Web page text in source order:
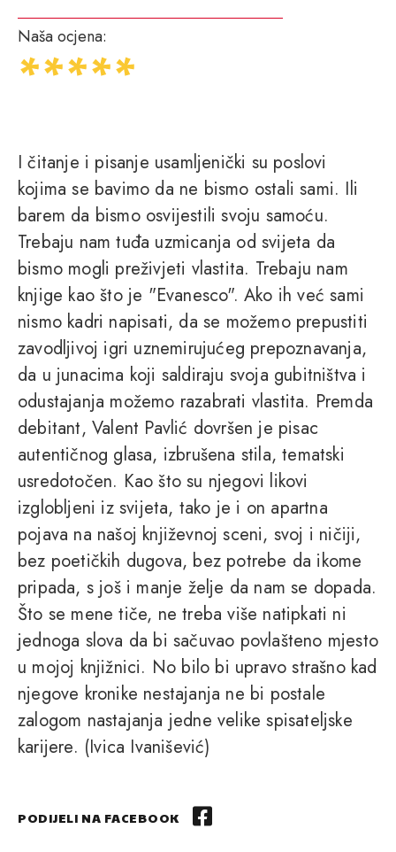
Naša ocjena:
I čitanje i pisanje usamljenički su poslovi
kojima se bavimo da ne bismo ostali sami. Ili
barem da bismo osvijestili svoju samoću.
Trebaju nam tuđa uzmicanja od svijeta da
bismo mogli preživjeti vlastita. Trebaju nam
knjige kao što je "Evanesco". Ako ih već sami
nismo kadri napisati, da se možemo prepustiti
zavodljivoj igri uznemirujućeg prepoznavanja,
da u junacima koji saldiraju svoja gubitništva i
odustajanja možemo razabrati vlastita. Premda
debitant, Valent Pavlić dovršen je pisac
autentičnog glasa, izbrušena stila, tematski
usredotočen. Kao što su njegovi likovi
izglobljeni iz svijeta, tako je i on apartna
pojava na našoj književnoj sceni, svoj i ničiji,
bez poetičkih dugova, bez potrebe da ikome
pripada, s još i manje želje da nam se dopada.
Što se mene tiče, ne treba više natipkati ni
jednoga slova da bi sačuvao povlašteno mjesto
u mojoj knjižnici. No bilo bi upravo strašno kad
njegove kronike nestajanja ne bi postale
zalogom nastajanja jedne velike spisateljske
karijere. (Ivica Ivanišević)
PODIJELI NA FACEBOOK